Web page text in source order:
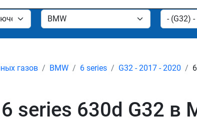
газов BMW 6 series G32 - 2017 - 2020
series 630d G32 в